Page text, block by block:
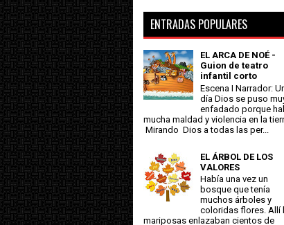
ENTRADAS POPULARES
EL ARCA DE NOÉ -
Guion de teatro
infantil corto
Escena I Narrador:
día Dios se puso
enfadado porque
mucha maldad y violencia en la
Mirando Dios a todas las per...
EL ÁRBOL DE LOS
VALORES
Había una vez un
bosque que tenía
muchos árboles y
coloridas flores. Allí
mariposas enlazaban cientos de